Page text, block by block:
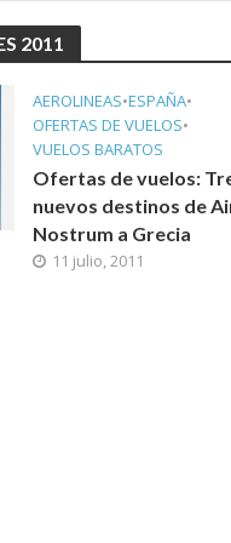
2011
AEROLINEAS•ESPAÑA•
OFERTAS DE VUELOS•
VUELOS BARATOS
Ofertas de vuelos:
nuevos destinos de
Nostrum a Grecia
11 julio, 2011